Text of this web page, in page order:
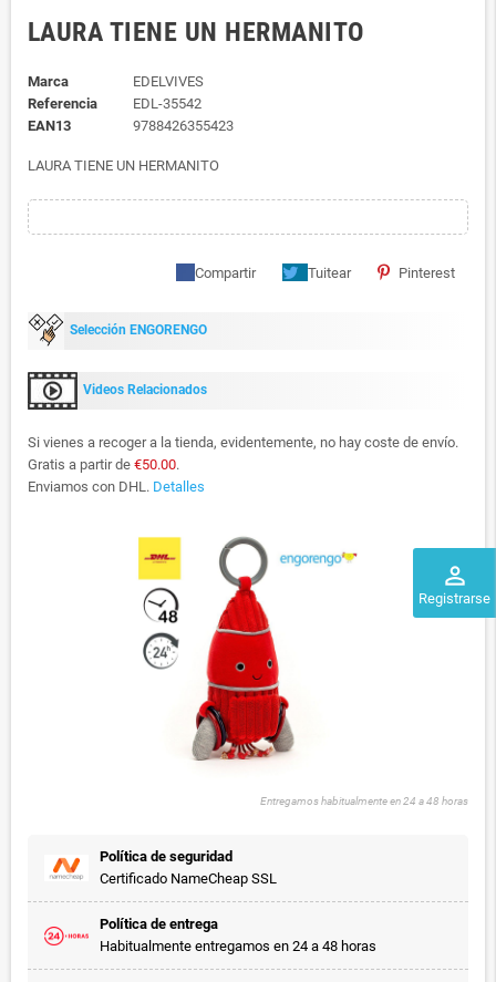
perm_identity
Registrarse
LAURA TIENE UN HERMANITO
Marca
EDELVIVES
Referencia
EDL-35542
EAN13
9788426355423
LAURA TIENE UN HERMANITO
Compartir Tuitear Pinterest
Selección ENGORENGO
Videos Relacionados
Si vienes a recoger a la tienda, evidentemente, no hay coste de envío.
Gratis a partir de €50.00.
Enviamos con DHL. Detalles
Entregamos habitualmente en 24 a 48 horas
Política de seguridad
Certificado NameCheap SSL
Política de entrega
Habitualmente entregamos en 24 a 48 horas